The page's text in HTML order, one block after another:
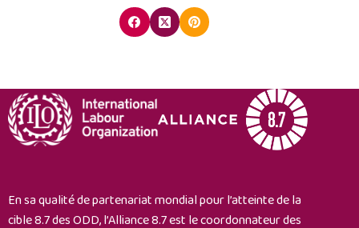
En sa qualité de partenariat mondial pour l’atteinte de la
cible 8.7 des ODD, l’Alliance 8.7 est le coordonnateur des